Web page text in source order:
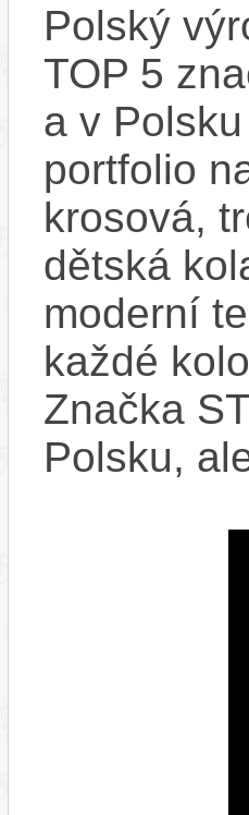
Polský
TOP 5
a v
portfolio
krosová,
dětská
moderní
každé
Značka
Polsku,